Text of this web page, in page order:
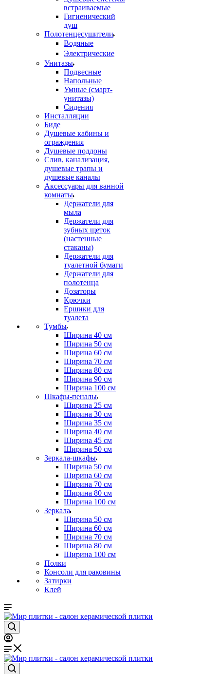
встраиваемые
Гигиенический
душ
Полотенцесушители
ㅤВодяные
ㅤЭлектрические
Унитазы
Подвесные
Напольные
Умные (смарт-
унитазы)
Сидения
Инсталляции
Биде
Душевые кабины и
ограждения
Душевые поддоны
Слив, канализация,
душевые трапы и
душевые каналы
Аксессуары для ванной
комнаты
Держатели для
мыла
Держатели для
зубных щеток
(настенные
стаканы)
Держатели для
туалетной бумаги
Держатели для
полотенца
Дозаторы
Крючки
Ершики для
туалета
Тумбы
Ширина 40 см
Ширина 50 см
Ширина 60 см
Ширина 70 см
Ширина 80 см
Ширина 90 см
Ширина 100 см
Шкафы-пеналы
Ширина 25 см
Ширина 30 см
Ширина 35 см
Ширина 40 см
Ширина 45 см
Ширина 50 см
Зеркала-шкафы
Ширина 50 см
Ширина 60 см
Ширина 70 см
Ширина 80 см
Ширина 100 см
Зеркала
Ширина 50 см
Ширина 60 см
Ширина 70 см
Ширина 80 см
Ширина 100 см
Полки
Консоли для раковины
Затирки
Клей